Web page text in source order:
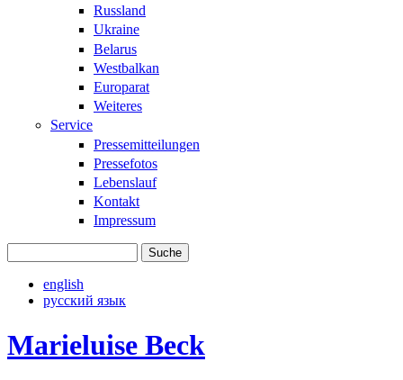
Russland
Ukraine
Belarus
Westbalkan
Europarat
Weiteres
Service
Pressemitteilungen
Pressefotos
Lebenslauf
Kontakt
Impressum
english
русский язык
Marieluise Beck